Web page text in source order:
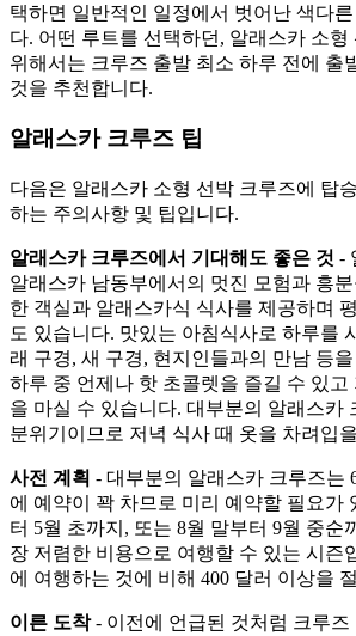
택하면 일반적인 일정에서 벗어난 색다
다. 어떤 루트를 선택하던, 알래스카 소형
위해서는 크루즈 출발 최소 하루 전에 출
것을 추천합니다.
알래스카 크루즈 팁
다음은 알래스카 소형 선박 크루즈에 탑
하는 주의사항 및 팁입니다.
알래스카 크루즈에서 기대해도 좋은 것 -
알래스카 남동부에서의 멋진 모험과 흥
한 객실과 알래스카식 식사를 제공하며
도 있습니다. 맛있는 아침식사로 하루를
래 구경, 새 구경, 현지인들과의 만남 등
하루 중 언제나 핫 초콜렛을 즐길 수 있고
을 마실 수 있습니다. 대부분의 알래스카
분위기이므로 저녁 식사 때 옷을 차려입
사전 계획 - 대부분의 알래스카 크루즈는
에 예약이 꽉 차므로 미리 예약할 필요가
터 5월 초까지, 또는 8월 말부터 9월 중순
장 저렴한 비용으로 여행할 수 있는 시즌
에 여행하는 것에 비해 400 달러 이상을
이른 도착- 이전에 언급된 것처럼 크루즈